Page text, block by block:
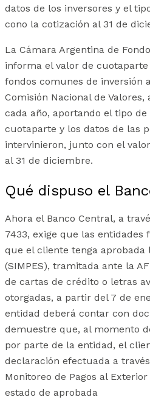
datos de los inversores y el
cono la cotización al 31 de
La Cámara Argentina de
informa el valor de
fondos comunes de inversión
Comisión Nacional de
cada año, aportando el tipo
cuotaparte y los datos de las
intervinieron, junto con el
al 31 de diciembre.
Qué dispuso el
Ahora el Banco Central, a
7433, exige que las entidades
que el cliente tenga aprobada
(SIMPES), tramitada ante la
de cartas de crédito o letras
otorgadas, a partir del 7 de
entidad deberá contar con
demuestre que, al momento
por parte de la entidad, el
declaración efectuada a
Monitoreo de Pagos al
estado de aprobada